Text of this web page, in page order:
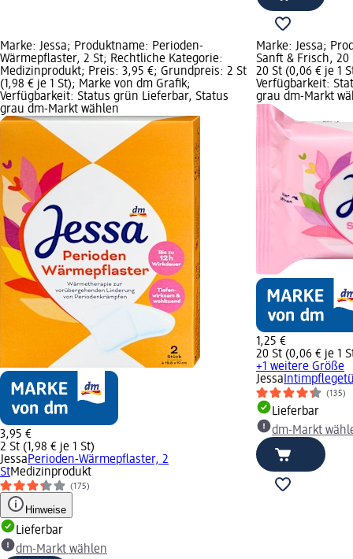
Marke: Jessa; Produktname: Perioden-
Wärmepflaster, 2 St; Rechtliche Kategorie:
Medizinprodukt; Preis: 3,95 €; Grundpreis: 2 St
(1,98 € je 1 St); Marke von dm Grafik;
Verfügbarkeit: Status grün Lieferbar, Status
grau dm-Markt wählen
3,95 €
2 St (1,98 € je 1 St)
JessaPerioden-Wärmepflaster, 2
StMedizinprodukt
(175)
Hinweise
Lieferbar
dm-Markt wählen
Marke: Jessa;
Sanft & Frisch,
20 St (0,06 € je 1
Verfügbarkeit:
grau dm-Markt
1,25 €
20 St (0,06 € je 1
+1 weitere Größe
Jessa
(135)
Lieferbar
dm-Markt